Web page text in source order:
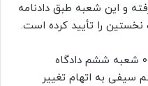
و این شعبه طبق دادنامه
۲ـ طبق محتویات پرونده شماره ۰۰۱۱۰ شعبه ششم دادگاه
سیفی به اتهام تغییر